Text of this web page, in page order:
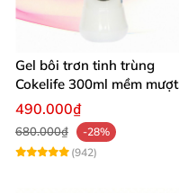
Gel bôi trơn tinh trùng
Cokelife 300ml mềm mượt
lâu dài
490.000₫
680.000₫
-28%
(942)